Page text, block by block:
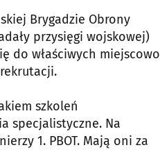
Brygadzie Obrony
przysięgi wojskowej)
do właściwych miejscowo
szkoleń
specjalistyczne. Na
1. PBOT. Mają oni za